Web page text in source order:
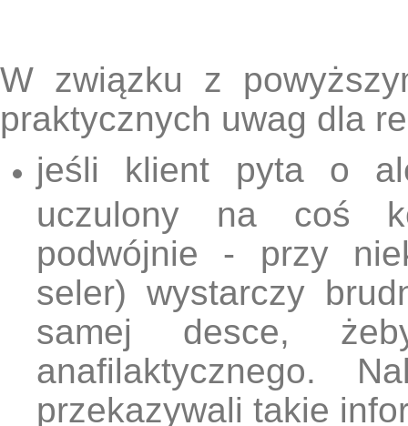
W związku z
praktycznych uwag dla
jeśli klient pyta o
uczulony na coś
podwójnie - przy
seler) wystarczy
samej desce,
anafilaktycznego.
przekazywali takie